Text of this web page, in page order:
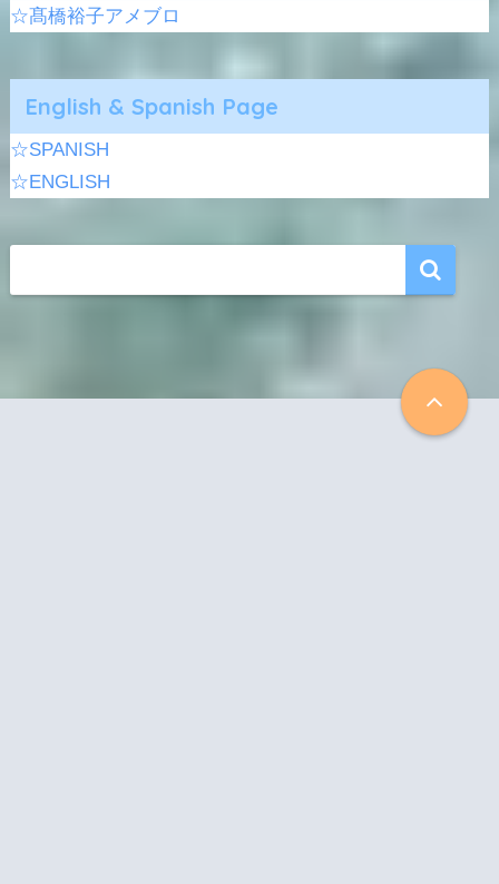
☆髙橋裕子アメブロ
English & Spanish Page
☆SPANISH
☆ENGLISH